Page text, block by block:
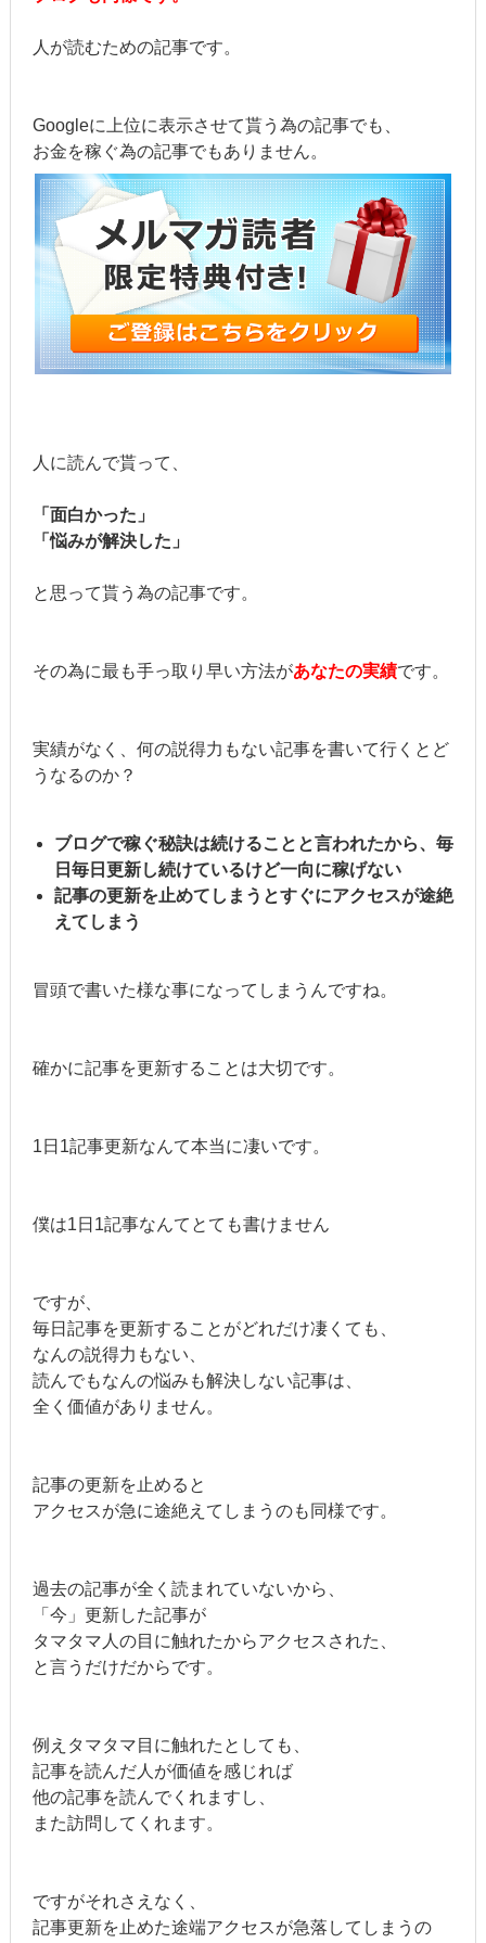
人が読むための記事です。
Googleに上位に表示させて貰う為の記事でも、
お金を稼ぐ為の記事でもありません。
人に読んで貰って、
「面白かった」
「悩みが解決した」
と思って貰う為の記事です。
その為に最も手っ取り早い方法があなたの実績です。
実績がなく、何の説得力もない記事を書いて行くとど
うなるのか？
ブログで稼ぐ秘訣は続けることと言われたから、毎
日毎日更新し続けているけど一向に稼げない
記事の更新を止めてしまうとすぐにアクセスが途絶
えてしまう
冒頭で書いた様な事になってしまうんですね。
確かに記事を更新することは大切です。
1日1記事更新なんて本当に凄いです。
僕は1日1記事なんてとても書けません
ですが、
毎日記事を更新することがどれだけ凄くても、
なんの説得力もない、
読んでもなんの悩みも解決しない記事は、
全く価値がありません。
記事の更新を止めると
アクセスが急に途絶えてしまうのも同様です。
過去の記事が全く読まれていないから、
「今」更新した記事が
タマタマ人の目に触れたからアクセスされた、
と言うだけだからです。
例えタマタマ目に触れたとしても、
記事を読んだ人が価値を感じれば
他の記事を読んでくれますし、
また訪問してくれます。
ですがそれさえなく、
記事更新を止めた途端アクセスが急落してしまうの